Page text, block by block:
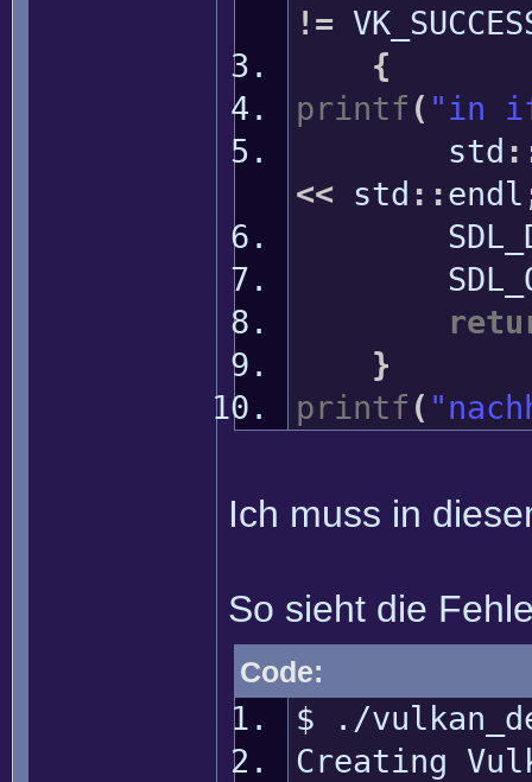
!=
{
printf ( "in
std
<< std ::endl
}
printf (
Ich muss in
So sieht die
Code:
$ ./
Creating